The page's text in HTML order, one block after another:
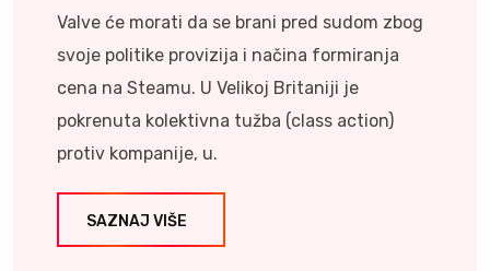
Valve će morati da se brani pred sudom zbog
svoje politike provizija i načina formiranja
cena na Steamu. U Velikoj Britaniji je
pokrenuta kolektivna tužba (class action)
protiv kompanije, u.
SAZNAJ VIŠE